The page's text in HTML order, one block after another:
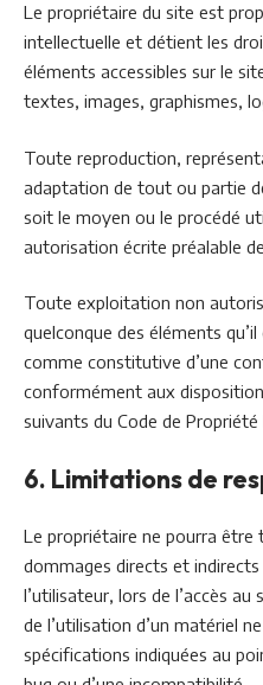
Le propriétaire du site est
intellectuelle et détient les
éléments accessibles sur le
textes, images, graphismes,
Toute reproduction,
adaptation de tout ou partie
soit le moyen ou le procédé
autorisation écrite préalable
Toute exploitation non
quelconque des éléments
comme constitutive d’une
conformément aux
suivants du Code de Propriété
6. Limitations de
Le propriétaire ne pourra être
dommages directs et
l’utilisateur, lors de l’accès
de l’utilisation d’un matériel
spécifications indiquées au